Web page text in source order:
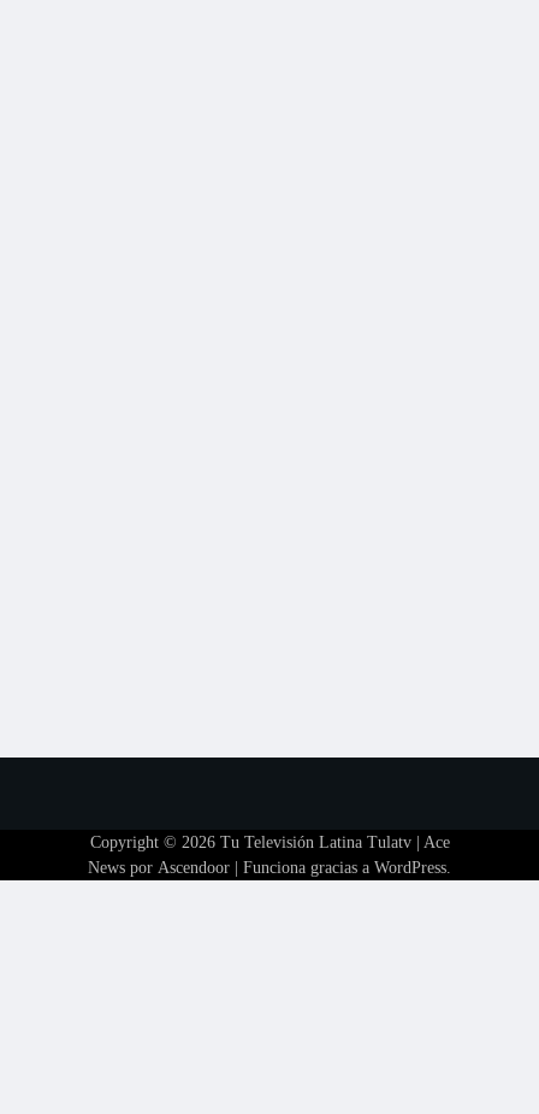
Copyright © 2026 Tu Televisión Latina Tulatv| Ace
News por Ascendoor | Funciona gracias a WordPress